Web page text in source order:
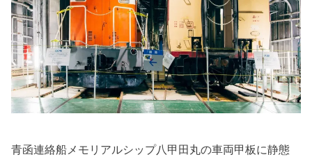
青函連絡船メモリアルシップ八甲田丸の車両甲板に静態